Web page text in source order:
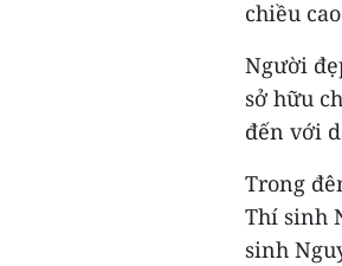
chiều
Người
sở hữu
đến với
Trong
Thí sinh
sinh